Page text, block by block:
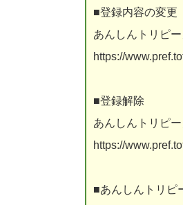
■登録内容の変更
あんしんトリピ
https://
■登録解除
あんしんトリピ
https://
■あんしんトリピ